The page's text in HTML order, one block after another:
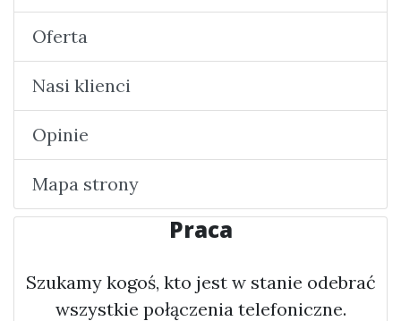
Oferta
Nasi klienci
Opinie
Mapa strony
Praca
Szukamy kogoś, kto jest w stanie odebrać
wszystkie połączenia telefoniczne.